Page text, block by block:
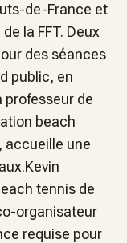
de-France et
la FFT. Deux
des séances
public, en
professeur de
beach
accueille une
tennis de
organisateur
requise pour